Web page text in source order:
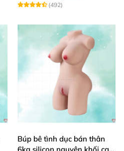
(492)
Búp bê tình dục bán thân
6kg silicon nguyên khối cao